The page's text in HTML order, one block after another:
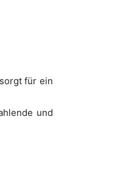
für ein
und